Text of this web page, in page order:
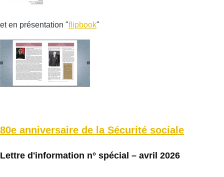
et en présentation "flipbook"
80e anniversaire de la Sécurité sociale
Lettre d'information n° spécial – avril 2026